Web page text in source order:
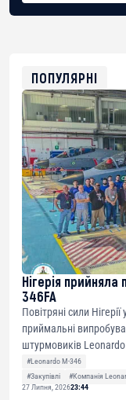
ПОПУЛЯРНІ
Нігерія
346FA
Повітряні сили
приймальні
штурмовиків
#Leonardo M-346
#Закупівлі
#Компанія
27 Липня, 202623:44